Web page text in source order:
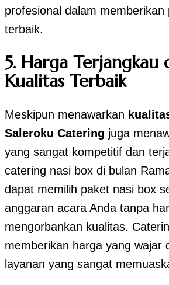
profesional dalam memberikan
terbaik.
5. Harga Terjangkau
Kualitas Terbaik
Meskipun menawarkan
Saleroku Catering juga
yang sangat kompetitif dan
catering nasi box di bulan
dapat memilih paket nasi box
anggaran acara Anda tanpa
mengorbankan kualitas.
memberikan harga yang wajar
layanan yang sangat